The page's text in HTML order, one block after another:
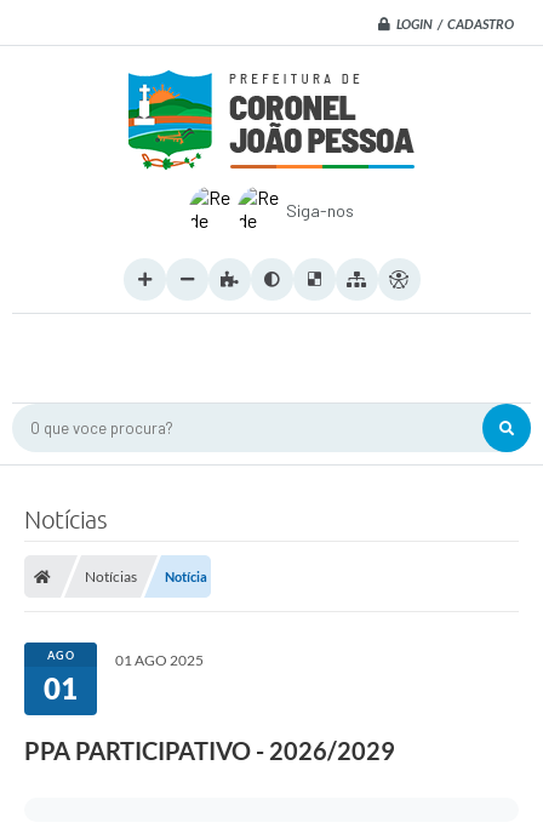
LOGIN / CADASTRO
O que voce procura?
Siga-nos
Notícias
Notícias Notícia
AGO
01
01 AGO 2025
PPA PARTICIPATIVO - 2026/2029